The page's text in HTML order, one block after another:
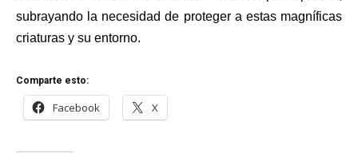
subrayando la necesidad de proteger a estas magníficas
criaturas y su entorno.
Comparte esto:
Facebook X